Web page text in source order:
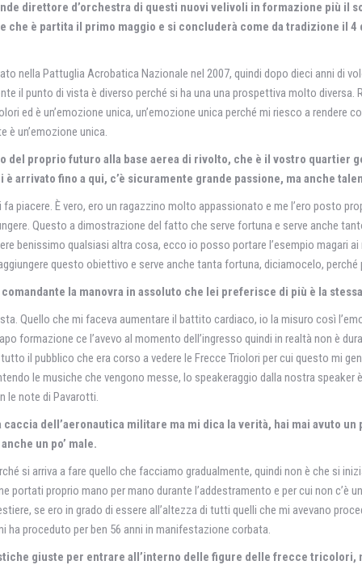
direttore d’orchestra di questi nuovi velivoli in formazione più il
che è partita il primo maggio e si concluderà come da tradizione il
nella Pattuglia Acrobatica Nazionale nel 2007, quindi dopo dieci anni di
il punto di vista è diverso perché si ha una una prospettiva molto
ed è un’emozione unica, un’emozione unica perché mi riesco a
è un’emozione unica.
del proprio futuro alla base aerea di rivolto, che è il vostro quartier
arrivato fino a qui, c’è sicuramente grande passione, ma anche
piacere. È vero, ero un ragazzino molto appassionato e me l’ero posto
Questo a dimostrazione del fatto che serve fortuna e serve anche
benissimo qualsiasi altra cosa, ecco io posso portare l’esempio magari
questo obiettivo e serve anche tanta fortuna, diciamocelo,
la manovra in assoluto che lei preferisce di più è la
Quello che mi faceva aumentare il battito cardiaco, io la misuro così
formazione ce l’avevo al momento dell’ingresso quindi in realtà non è
il pubblico che era corso a vedere le Frecce Triolori per cui questo mi
le musiche che vengono messe, lo speakeraggio dalla nostra
le note di Pavarotti.
dell’aeronautica militare ma mi dica la verità, hai mai avuto un
un po’ male.
si arriva a fare quello che facciamo gradualmente, quindi non è che si
portati proprio mano per mano durante l’addestramento e per cui non c’è
se ero in grado di essere all’altezza di tutti quelli che mi avevano
ha proceduto per ben 56 anni in manifestazione corbata.
giuste per entrare all’interno delle figure delle frecce tricolori,